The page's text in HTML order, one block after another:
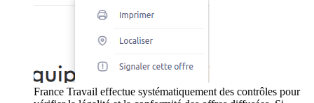
France Travail effectue systématiquement des contrôles pour